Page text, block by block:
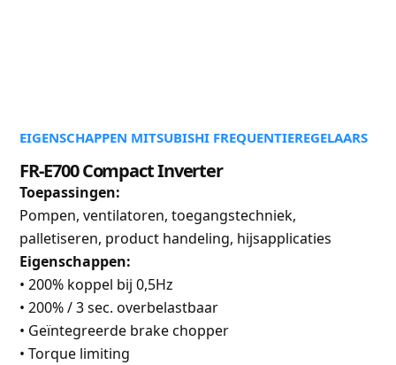
EIGENSCHAPPEN MITSUBISHI FREQUENTIEREGELAARS
FR-E700 Compact Inverter
Toepassingen:
Pompen, ventilatoren, toegangstechniek,
palletiseren, product handeling, hijsapplicaties
Eigenschappen:
• 200% koppel bij 0,5Hz
• 200% / 3 sec. overbelastbaar
• Geïntegreerde brake chopper
• Torque limiting